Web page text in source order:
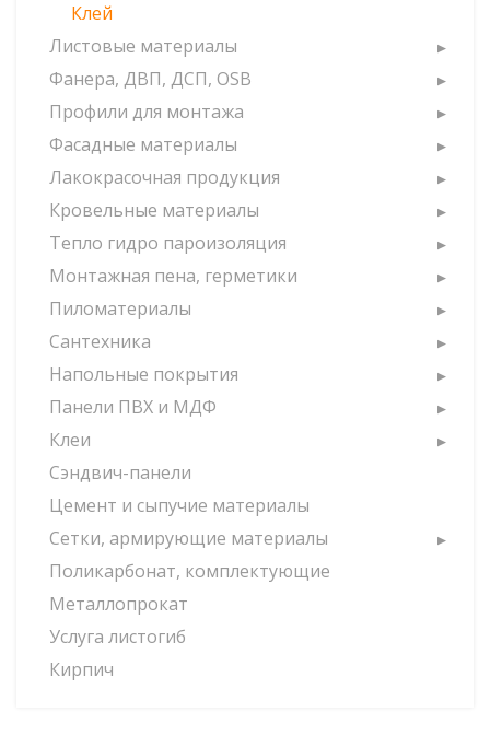
Клей
Листовые материалы
Фанера, ДВП, ДСП, OSB
Профили для монтажа
Фасадные материалы
Лакокрасочная продукция
Кровельные материалы
Тепло гидро пароизоляция
Монтажная пена, герметики
Пиломатериалы
Сантехника
Напольные покрытия
Панели ПВХ и МДФ
Клеи
Сэндвич-панели
Цемент и сыпучие материалы
Сетки, армирующие материалы
Поликарбонат, комплектующие
Металлопрокат
Услуга листогиб
Кирпич